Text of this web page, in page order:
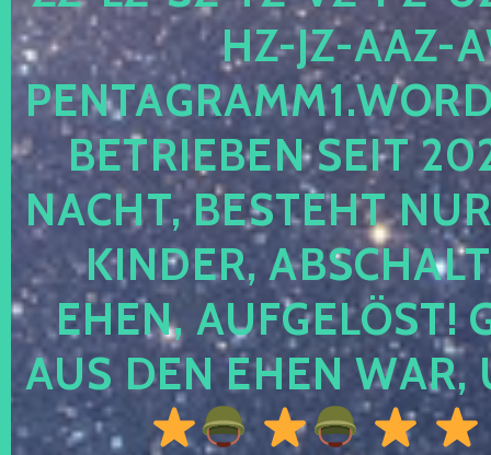
-JZ-AAZ-
TRIEBEN SEIT 2024
CHT, BESTEHT NUR
NDER,
EN, AUFGELÖST!
S DEN EHEN WAR,